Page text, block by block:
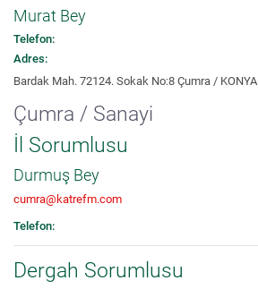
Murat Bey
Telefon:
Adres:
Bardak Mah. 72124. Sokak No:8 Çumra / KONYA
Çumra / Sanayi
İl Sorumlusu
Durmuş Bey
cumra@katrefm.com
Telefon:
Dergah Sorumlusu